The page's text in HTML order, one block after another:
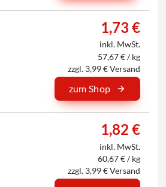
1,73 €
inkl. MwSt.
57,67 € / kg
zzgl. 3,99 € Versand
zum Shop
1,82 €
inkl. MwSt.
60,67 € / kg
zzgl. 3,99 € Versand